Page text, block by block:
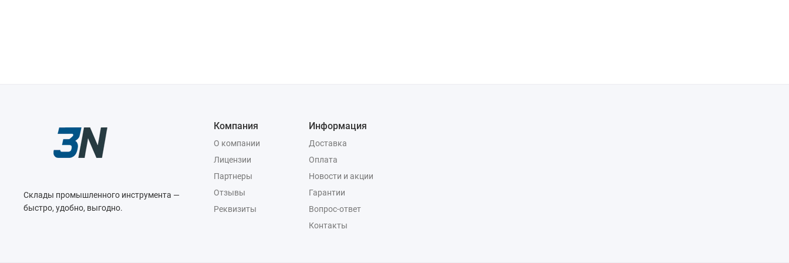
Склады промышленного инструмента —
быстро, удобно, выгодно.
Компания
О компании
Лицензии
Партнеры
Отзывы
Реквизиты
Информация
Доставка
Оплата
Новости и акции
Гарантии
Вопрос-ответ
Контакты